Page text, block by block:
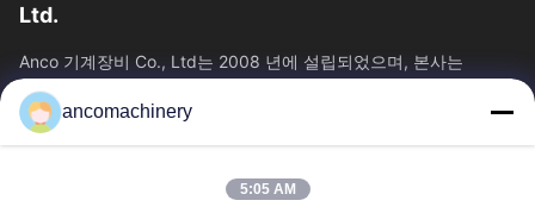
Ltd.
Anco 기계장비 Co., Ltd는 2008 년에 설립되었으며, 본사는
Jiangsu 주 Suzhou 시의 Zhangjiagang 시에 위치하고 있습니다.
빠른 링크
회사 소개
ancomachinery
5:05 AM